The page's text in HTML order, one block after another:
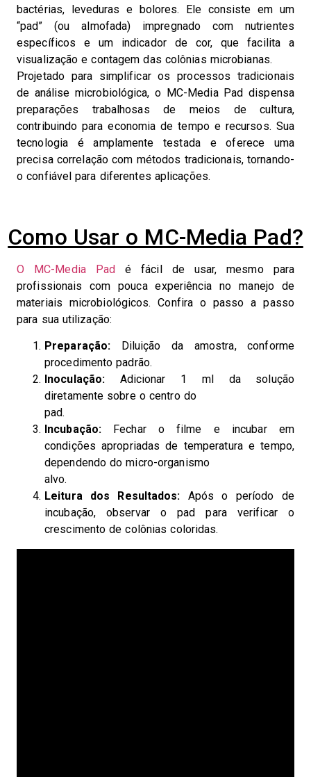
bactérias, leveduras e bolores. Ele consiste em um
“pad” (ou almofada) impregnado com nutrientes
específicos e um indicador de cor, que facilita a
visualização e contagem das colônias microbianas.
Projetado para simplificar os processos tradicionais
de análise microbiológica, o MC-Media Pad dispensa
preparações trabalhosas de meios de cultura,
contribuindo para economia de tempo e recursos. Sua
tecnologia é amplamente testada e oferece uma
precisa correlação com métodos tradicionais, tornando-
o confiável para diferentes aplicações.
Como Usar o MC-Media Pad?
O MC-Media Pad é fácil de usar, mesmo para
profissionais com pouca experiência no manejo de
materiais microbiológicos. Confira o passo a passo
para sua utilização:
Preparação: Diluição da amostra, conforme
procedimento padrão.
Inoculação: Adicionar 1 ml da solução
diretamente sobre o centro do
pad.
Incubação: Fechar o filme e incubar em
condições apropriadas de temperatura e tempo,
dependendo do micro-organismo
alvo.
Leitura dos Resultados: Após o período de
incubação, observar o pad para verificar o
crescimento de colônias coloridas.